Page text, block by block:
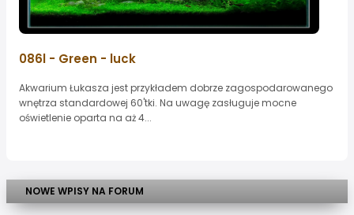
086l - Green - luck
Akwarium Łukasza jest przykładem dobrze zagospodarowanego
wnętrza standardowej 60'tki. Na uwagę zasługuje mocne
oświetlenie oparta na aż 4...
NOWE WPISY NA FORUM